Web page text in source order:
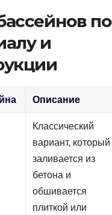
по
и
Описание
Классический
вариант, который
заливается из
бетона и
обшивается
плиткой или